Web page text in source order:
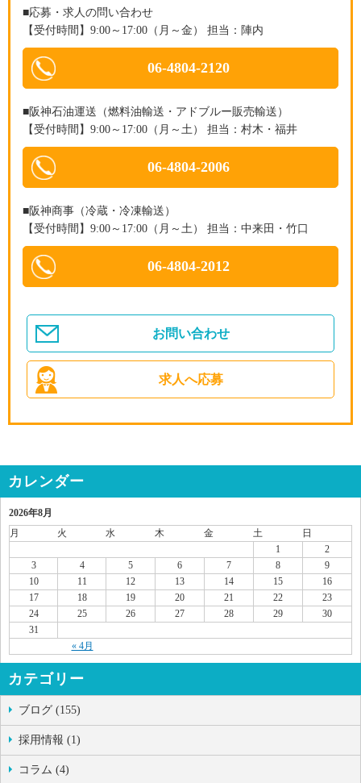
■応募・求人の問い合わせ
【受付時間】9:00～17:00（月～金） 担当：陣内
06-4804-2120
■阪神石油運送（燃料油輸送・アドブルー販売輸送）
【受付時間】9:00～17:00（月～土） 担当：村木・福井
06-4804-2006
■阪神商事（冷蔵・冷凍輸送）
【受付時間】9:00～17:00（月～土） 担当：中来田・竹口
06-4804-2012
お問い合わせ
求人へ応募
カレンダー
2026年8月
月
火 水 木 金 土 日
« 4月
1
2
3
4 5 6 7 8
9
10
11 12 13 14 15
16
17
18 19 20 21 22
23
24
25 26 27 28 29
30
31
カテゴリー
ブログ (155)
採用情報 (1)
コラム (4)